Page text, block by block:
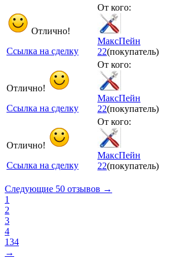
Отлично!
Ссылка на сделку
От кого:
МаксПейн
22(покупатель)
Отлично!
Ссылка на сделку
От кого:
МаксПейн
22(покупатель)
Отлично!
Ссылка на сделку
От кого:
МаксПейн
22(покупатель)
Следующие 50 отзывов →
1
2
3
4
134
→